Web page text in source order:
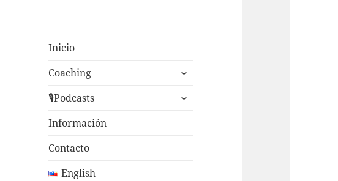
Inicio
Coaching
expande
menú
🎙Podcasts
expande
Información
Contacto
English